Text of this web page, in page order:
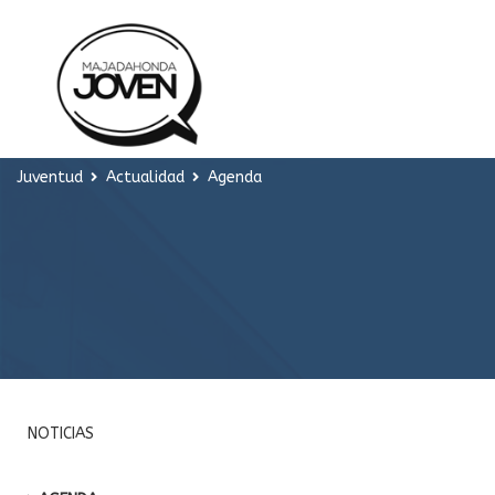
Juventud Actualidad Agenda
NOTICIAS